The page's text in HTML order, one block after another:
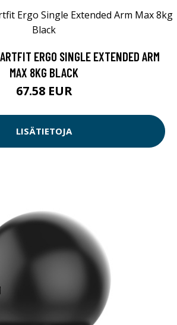
ERGO SINGLE EXTENDED ARM
MAX 8KG BLACK
67.58 EUR
LISÄTIETOJA